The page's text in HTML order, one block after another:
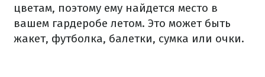
цветам, поэтому ему найдется место в
вашем гардеробе летом. Это может быть
жакет, футболка, балетки, сумка или очки.